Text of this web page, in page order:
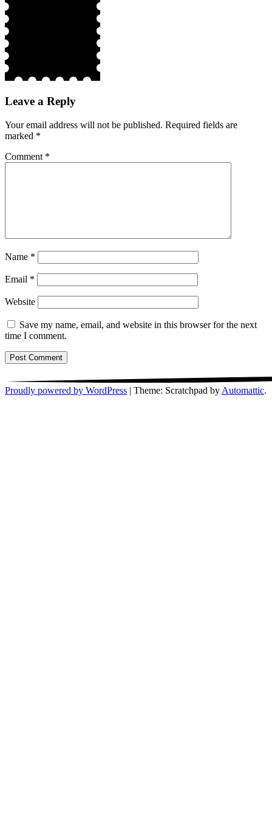
Leave a Reply
Your email address will not be published. Required fields are
marked *
Comment *
Name *
Email *
Website
Save my name, email, and website in this browser for the next
time I comment.
Proudly powered by WordPress Theme: Scratchpad byAutomattic.